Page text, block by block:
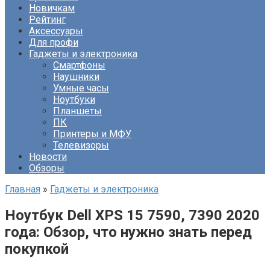
Новичкам
Рейтинг
Аксессуары
Для профи
Гаджеты и электроника
Смартфоны
Наушники
Умные часы
Ноутбуки
Планшеты
ПК
Принтеры и МФУ
Телевизоры
Новости
Обзоры
Главная » Гаджеты и электроника
Ноутбук Dell XPS 15 7590, 7390 2020
года: Обзор, что нужно знать перед
покупкой